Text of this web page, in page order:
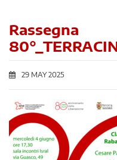
Rassegna
29 MAY 2025